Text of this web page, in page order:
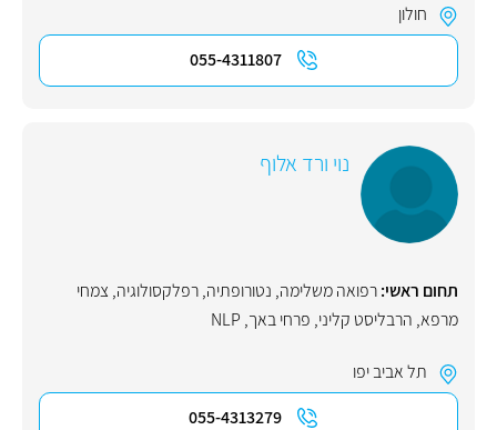
חולון
055-4311807
נוי ורד אלוף
תחום ראשי:רפואה משלימה, נטורופתיה,רפלקסולוגיה, צמחי
מרפא, הרבליסט קליני, פרחי באך,
NLP
תל אביב יפו
055-4313279